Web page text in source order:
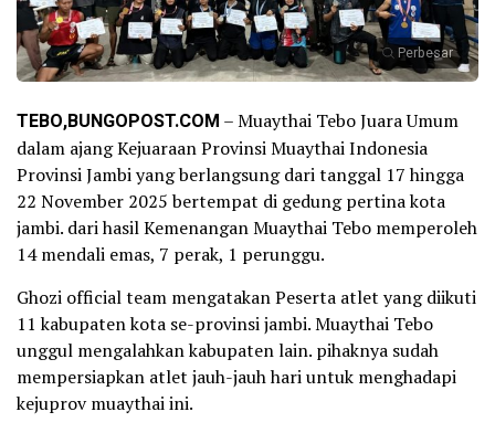
Perbesar
TEBO,BUNGOPOST.COM – Muaythai Tebo Juara Umum
dalam ajang Kejuaraan Provinsi Muaythai Indonesia
Provinsi Jambi yang berlangsung dari tanggal 17 hingga
22 November 2025 bertempat di gedung pertina kota
jambi. dari hasil Kemenangan Muaythai Tebo memperoleh
14 mendali emas, 7 perak, 1 perunggu.
Ghozi official team mengatakan Peserta atlet yang diikuti
11 kabupaten kota se-provinsi jambi. Muaythai Tebo
unggul mengalahkan kabupaten lain. pihaknya sudah
mempersiapkan atlet jauh-jauh hari untuk menghadapi
kejuprov muaythai ini.